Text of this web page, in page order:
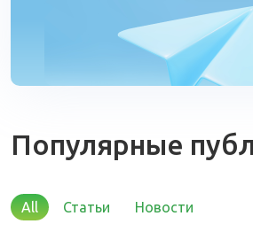
Популярные
All Статьи Новости